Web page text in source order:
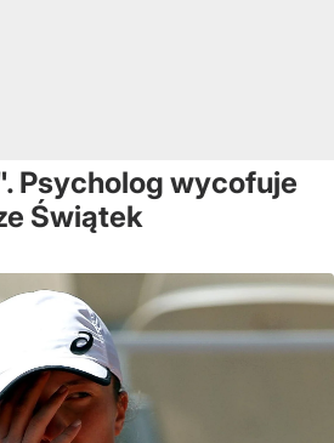
Psycholog wycofuje
Świątek